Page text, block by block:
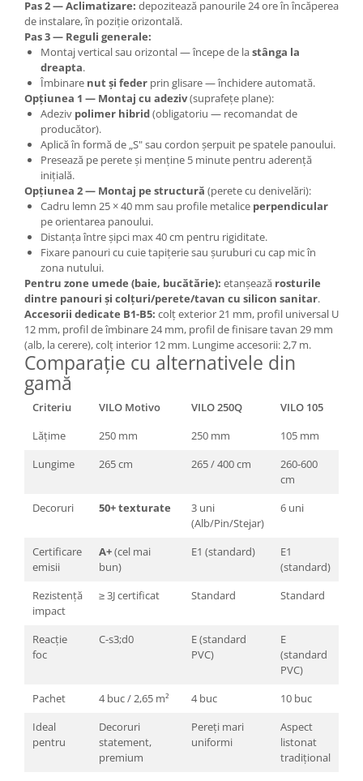
Pas 2 — Aclimatizare: depozitează panourile 24 ore în încăperea
de instalare, în poziție orizontală.
Pas 3 — Reguli generale:
Montaj vertical sau orizontal — începe de lastânga la
dreapta.
Îmbinare nut și feder prin glisare — închidere automată.
Opțiunea 1 — Montaj cu adeziv(suprafețe plane):
Adeziv polimer hibrid(obligatoriu — recomandat de
producător).
Aplică în formă de „S" sau cordon șerpuit pe spatele panoului.
Presează pe perete și menține 5 minute pentru aderență
inițială.
Opțiunea 2 — Montaj pe structură (perete cu denivelări):
Cadru lemn 25 × 40 mm sau profile metalice perpendicular
pe orientarea panoului.
Distanța între șipci max 40 cm pentru rigiditate.
Fixare panouri cu cuie tapițerie sau șuruburi cu cap mic în
zona nutului.
Pentru zone umede (baie, bucătărie): etanșează rosturile
dintre panouri și colțuri/perete/tavan cu silicon sanitar.
Accesorii dedicate B1-B5: colț exterior 21 mm, profil universal U
12 mm, profil de îmbinare 24 mm, profil de finisare tavan 29 mm
(alb, la cerere), colț interior 12 mm. Lungime accesorii: 2,7 m.
Comparație cu alternativele din
gamă
Criteriu VILO Motivo VILO 250Q
VILO 105
Lățime
250 mm 250 mm
105 mm
Lungime
265 cm 265 / 400 cm
260-600
cm
Decoruri
50+ texturate
3 uni
(Alb/Pin/Stejar)
6 uni
Certificare
emisii
A+(cel mai
bun)
E1 (standard)
E1
(standard)
Rezistență
impact
≥ 3J certificat Standard Standard
Reacție
foc
C-s3;d0
E (standard
PVC)
E
(standard
PVC)
Pachet
4 buc / 2,65 m² 4 buc
10 buc
Ideal
pentru
Decoruri
statement,
premium
Pereți mari
uniformi
Aspect
listonat
tradițional